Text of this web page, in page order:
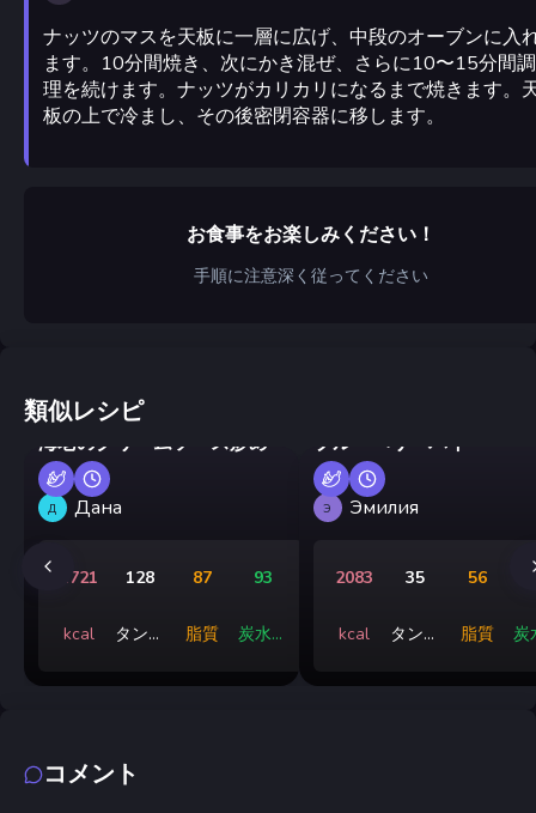
ナッツのマスを天板に一層に広げ、中段のオーブンに入
ます。10分間焼き、次にかき混ぜ、さらに10〜15分間調
理を続けます。ナッツがカリカリになるまで焼きます。
板の上で冷まし、その後密閉容器に移します。
お食事をお楽しみください！
手順に注意深く従ってください
類似レシピ
海老のクリームソース炒め
Д Дана
1721
kcal
128
タンパ
87
脂質
93
炭水化
ブルーベリーパイ
Э Эмилия
2083
kcal
35
タンパ
56
脂質
炭
コメント